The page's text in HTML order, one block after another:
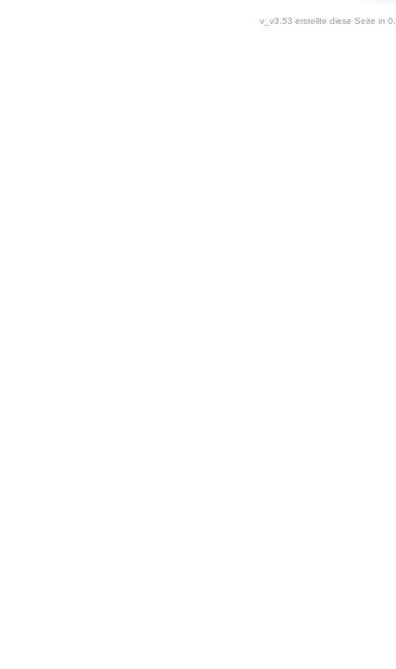
v_v3.53 erstellte diese Seite in